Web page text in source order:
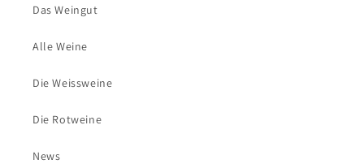
Das Weingut
Alle Weine
Die Weissweine
Die Rotweine
News